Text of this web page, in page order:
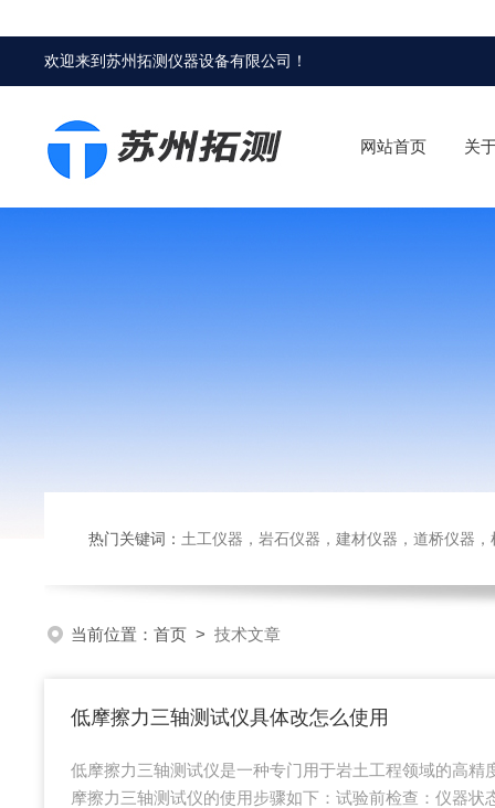
欢迎来到苏州拓测仪器设备有限公司 ！
网站首页 关
热门关键词： 土工仪器，岩石仪器，建材仪器，道桥仪器，检测
当前位置： 首页 > 技术文章
低摩擦力三轴测试仪具体改怎么使用
低摩擦力三轴测试仪是一种专门用于岩土工程领域的高精
摩擦力三轴测试仪的使用步骤如下：试验前检查：仪器状